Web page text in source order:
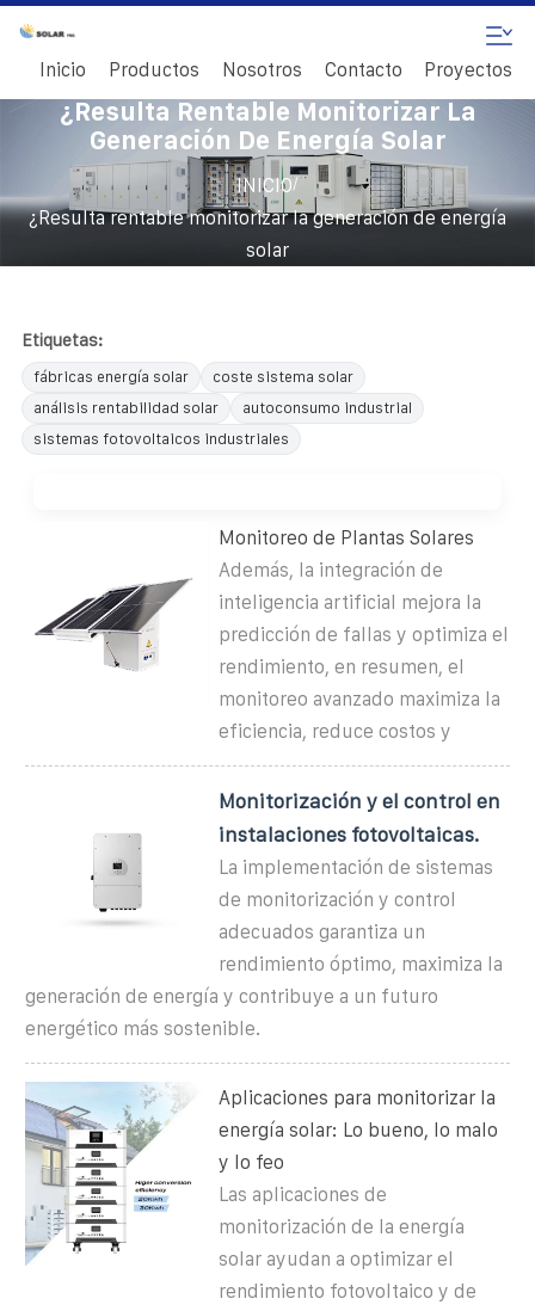
Inicio Productos Nosotros Contacto Proyectos
¿Resulta Rentable Monitorizar La
Generación De Energía Solar
INICIO/
¿Resulta rentable monitorizar la generación de energía
solar
Etiquetas:
fábricas energía solar
coste sistema solar
análisis rentabilidad solar
autoconsumo industrial
sistemas fotovoltaicos industriales
Monitoreo de Plantas Solares
Además, la integración de
inteligencia artificial mejora la
predicción de fallas y optimiza el
rendimiento, en resumen, el
monitoreo avanzado maximiza la
eficiencia, reduce costos y
Monitorización y el control en
instalaciones fotovoltaicas.
La implementación de sistemas
de monitorización y control
adecuados garantiza un
rendimiento óptimo, maximiza la
generación de energía y contribuye a un futuro
energético más sostenible.
Aplicaciones para monitorizar la
energía solar: Lo bueno, lo malo
y lo feo
Las aplicaciones de
monitorización de la energía
solar ayudan a optimizar el
rendimiento fotovoltaico y de